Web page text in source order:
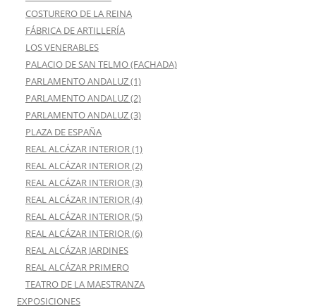
COSTURERO DE LA REINA
FÁBRICA DE ARTILLERÍA
LOS VENERABLES
PALACIO DE SAN TELMO (FACHADA)
PARLAMENTO ANDALUZ (1)
PARLAMENTO ANDALUZ (2)
PARLAMENTO ANDALUZ (3)
PLAZA DE ESPAÑA
REAL ALCÁZAR INTERIOR (1)
REAL ALCÁZAR INTERIOR (2)
REAL ALCÁZAR INTERIOR (3)
REAL ALCÁZAR INTERIOR (4)
REAL ALCÁZAR INTERIOR (5)
REAL ALCÁZAR INTERIOR (6)
REAL ALCÁZAR JARDINES
REAL ALCÁZAR PRIMERO
TEATRO DE LA MAESTRANZA
EXPOSICIONES